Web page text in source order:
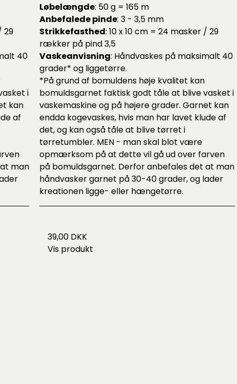
29
40
i
kan
af
man
Løbelængde: 50 g = 165 m
Anbefalede pinde: 3 - 3,5 mm
Strikkefasthed: 10 x 10 cm = 24 masker / 29
rækker på pind 3,5
Vaskeanvisning: Håndvaskes på maksimalt 40
grader* og liggetørre.
*På grund af bomuldens høje kvalitet kan
bomuldsgarnet faktisk godt tåle at blive vasket i
vaskemaskine og på højere grader. Garnet kan
endda kogevaskes, hvis man har lavet klude af
det, og kan også tåle at blive tørret i
tørretumbler. MEN - man skal blot være
opmærksom på at dette vil gå ud over farven
på bomuldsgarnet. Derfor anbefales det at man
håndvasker garnet på 30-40 grader, og lader
kreationen ligge- eller hængetørre.
39,00 DKK
Vis produkt